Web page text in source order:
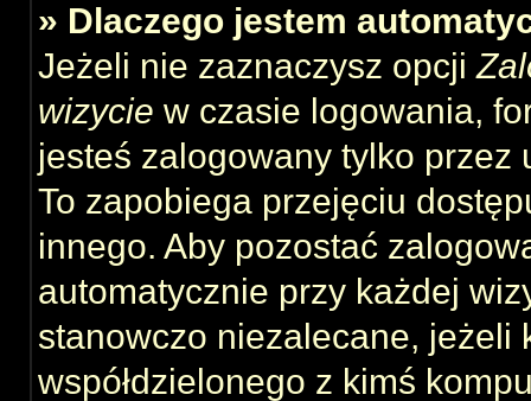
» Dlaczego jestem
Jeżeli nie zaznaczysz opcji
wizycie w czasie logowania,
jesteś zalogowany tylko
To zapobiega przejęciu
innego. Aby pozostać
automatycznie przy każdej
stanowczo niezalecane, jeżeli
współdzielonego z kimś